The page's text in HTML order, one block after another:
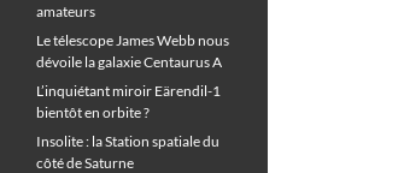
amateurs
Le télescope James Webb nous
dévoile la galaxie Centaurus A
L’inquiétant miroir Eärendil-1
bientôt en orbite ?
Insolite : la Station spatiale du
côté de Saturne